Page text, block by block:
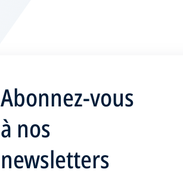
Abonnez-vous
à nos
newsletters